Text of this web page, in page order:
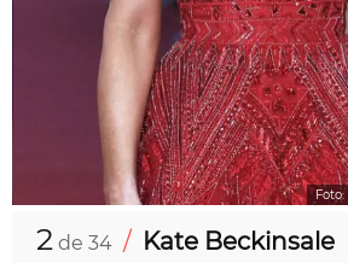
Foto:
2 de 34 / Kate Beckinsale